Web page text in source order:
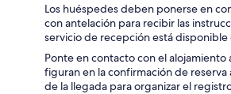
Los huéspedes deben ponerse en
con antelación para recibir las
servicio de recepción está
Ponte en contacto con el alojamiento
figuran en la confirmación de reserva
de la llegada para organizar el